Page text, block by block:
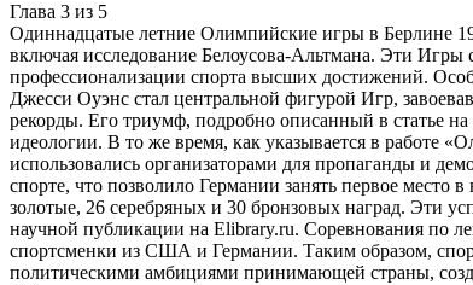
Глава 3 из 5
Одиннадцатые летние Олимпийские игры в Берлине
включая исследование Белоусова-Альтмана. Эти Игры
профессионализации спорта высших достижений.
Джесси Оуэнс стал центральной фигурой Игр,
рекорды. Его триумф, подробно описанный в статье на
идеологии. В то же время, как указывается в работе
использовались организаторами для пропаганды и
спорте, что позволило Германии занять первое
золотые, 26 серебряных и 30 бронзовых наград. Эти
научной публикации на Elibrary.ru. Соревнования по
спортсменки из США и Германии. Таким образом,
политическими амбициями принимающей страны,